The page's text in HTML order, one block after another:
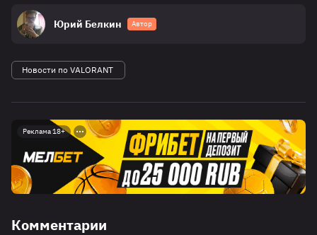
Юрий Белкин Автор
Новости по VALORANT
Реклама 18+
Комментарии